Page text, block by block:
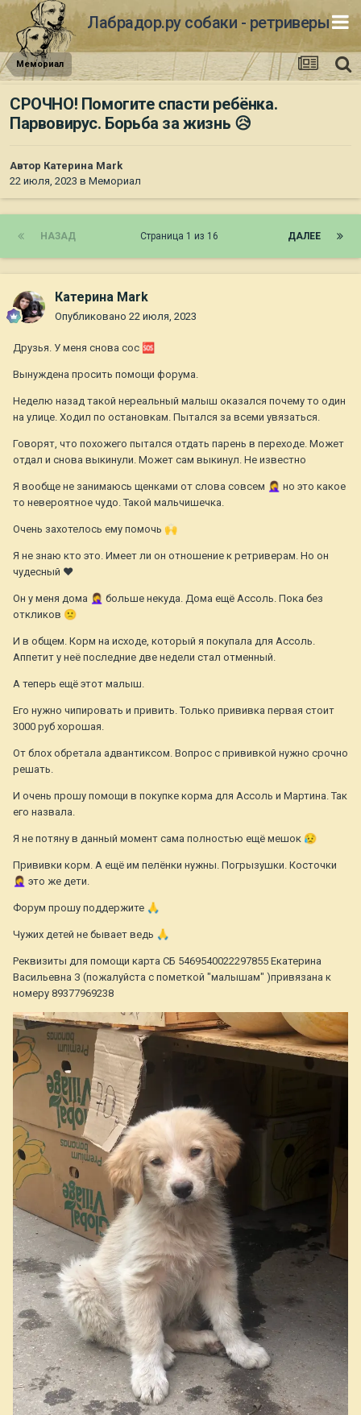
Лабрадор.ру собаки - ретриверы
Мемориал
СРОЧНО! Помогите спасти ребёнка.
Парвовирус. Борьба за жизнь 😥
Автор Катерина Mark
22 июля, 2023 в Мемориал
НАЗАД ДАЛЕЕ
Страница 1 из 16
Катерина Mark
Опубликовано 22 июля, 2023
Друзья. У меня снова сос 🆘
Вынуждена просить помощи форума.
Неделю назад такой нереальный малыш оказался почему то один
на улице. Ходил по остановкам. Пытался за всеми увязаться.
Говорят, что похожего пытался отдать парень в переходе. Может
отдал и снова выкинули. Может сам выкинул. Не известно
Я вообще не занимаюсь щенками от слова совсем 🤦‍♀️ но это какое
то невероятное чудо. Такой мальчишечка.
Очень захотелось ему помочь 🙌
Я не знаю кто это. Имеет ли он отношение к ретриверам. Но он
чудесный ❤
Он у меня дома 🤦‍♀️ больше некуда. Дома ещё Ассоль. Пока без
откликов 🙁
И в общем. Корм на исходе, который я покупала для Ассоль.
Аппетит у неё последние две недели стал отменный.
А теперь ещё этот малыш.
Его нужно чипировать и привить. Только прививка первая стоит
3000 руб хорошая.
От блох обретала адвантиксом. Вопрос с прививкой нужно срочно
решать.
И очень прошу помощи в покупке корма для Ассоль и Мартина. Так
его назвала.
Я не потяну в данный момент сама полностью ещё мешок 😥
Прививки корм. А ещё им пелёнки нужны. Погрызушки. Косточки
🤦‍♀️ это же дети.
Форум прошу поддержите 🙏
Чужих детей не бывает ведь 🙏
Реквизиты для помощи карта СБ 5469540022297855 Екатерина
Васильевна З (пожалуйста с пометкой "малышам" )привязана к
номеру 89377969238